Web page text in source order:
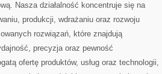
Nasza działalność koncentruje się na
produkcji, wdrażaniu oraz rozwoju
rozwiązań, które znajdują
precyzja oraz pewność
ofertę produktów, usług oraz technologii,